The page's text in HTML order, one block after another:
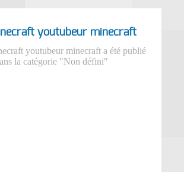
youtubeur minecraft
youtubeur minecraft a été publié
la catégorie "Non défini"